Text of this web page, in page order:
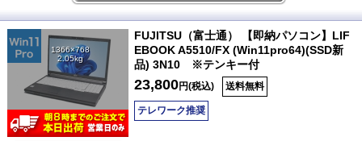
1366×768
2.05kg
FUJITSU（富士通） 【即納パソコン】LIF
EBOOK A5510/FX (Win11pro64)(SSD新
品) 3N10 ※テンキー付
23,800円(税込) 送料無料
テレワーク推奨